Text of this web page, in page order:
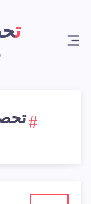
تحصیل در